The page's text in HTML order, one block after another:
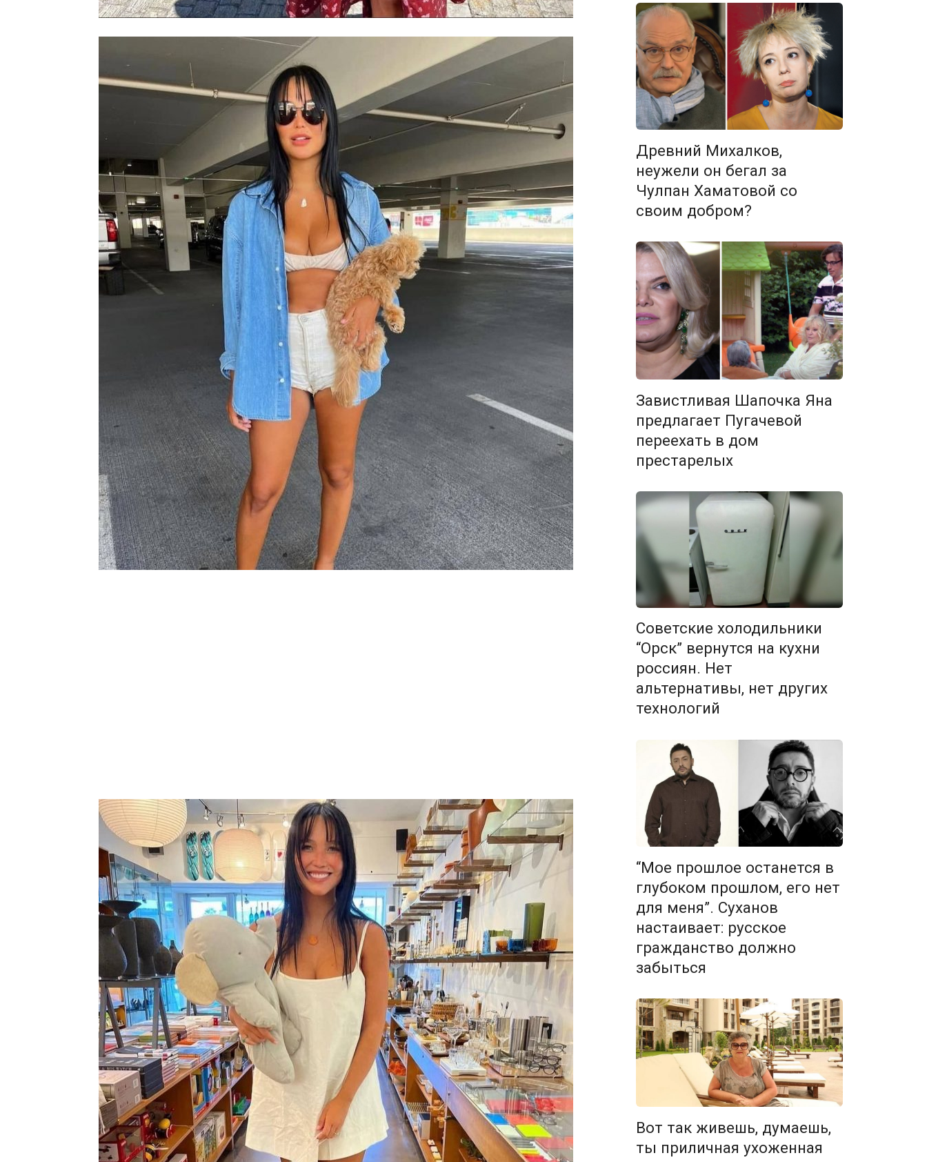
Древний Михалков,
неужели он бегал за
Чулпан Хаматовой со
своим добром?
Завистливая Шапочка Яна
предлагает Пугачевой
переехать в дом
престарелых
Советские холодильники
“Орск” вернутся на кухни
россиян. Нет
альтернативы, нет других
технологий
“Мое прошлое останется в
глубоком прошлом, его нет
для меня”. Суханов
настаивает: русское
гражданство должно
забыться
Вот так живешь, думаешь,
ты приличная ухоженная